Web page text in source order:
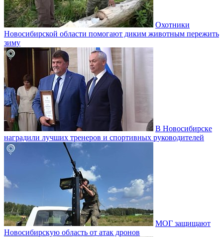
Охотники
Новосибирской области помогают диким животным пережить
зиму
В Новосибирске
наградили лучших тренеров и спортивных руководителей
МОГ защищают
Новосибирскую область от атак дронов